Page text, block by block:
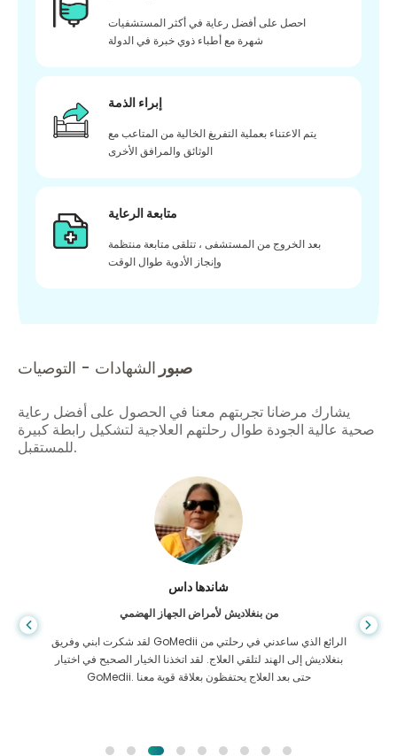
احصل على أفضل رعاية في أكثر المستشفيات
شهرة مع أطباء ذوي خبرة في الدولة
إبراء الذمة
يتم الاعتناء بعملية التفريغ الخالية من المتاعب مع
الوثائق والمرافق الأخرى
متابعة الرعاية
بعد الخروج من المستشفى ، تتلقى متابعة منتظمة
وإنجاز الأدوية طوال الوقت
صبور الشهادات - التوصيات
يشارك مرضانا تجربتهم معنا في الحصول على أفضل رعاية
صحية عالية الجودة طوال رحلتهم العلاجية لتشكيل رابطة كبيرة
للمستقبل.
شاندها داس
من بنغلاديش لأمراض الجهاز الهضمي
لقد شكرت ابني وفريق GoMedii الرائع الذي ساعدني في رحلتي من
بنغلاديش إلى الهند لتلقي العلاج. لقد اتخذنا الخيار الصحيح في اختيار
GoMedii. حتى بعد العلاج يحتفظون بعلاقة قوية معنا